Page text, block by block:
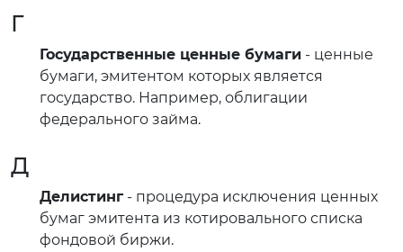
Г
Государственные ценные бумаги - ценные
бумаги, эмитентом которых является
государство. Например, облигации
федерального займа.
Д
Делистинг - процедура исключения ценных
бумаг эмитента из котировального списка
фондовой биржи.